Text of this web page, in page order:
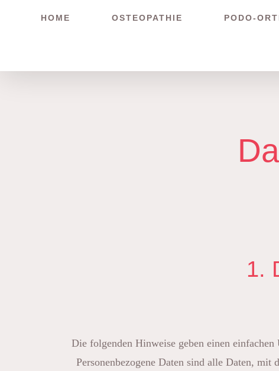
HOME OSTEOPATHIE PODO-
1.
Die folgenden Hinweise geben einen einfachen
Personenbezogene Daten sind alle Daten,